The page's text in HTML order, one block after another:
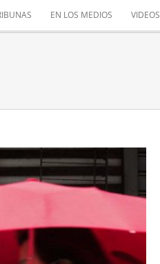
EN LOS MEDIOS VIDEOS